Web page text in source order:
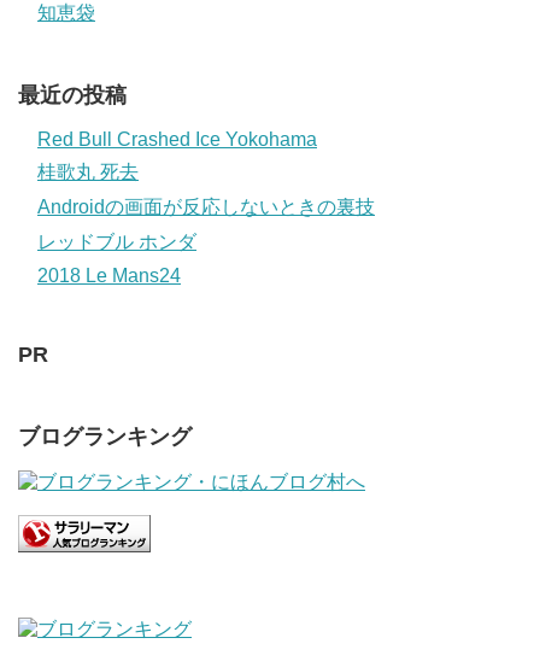
知恵袋
最近の投稿
Red Bull Crashed Ice Yokohama
桂歌丸 死去
Androidの画面が反応しないときの裏技
レッドブル ホンダ
2018 Le Mans24
PR
ブログランキング